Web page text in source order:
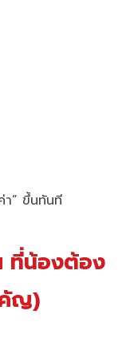
า” ขึ้นทันที
ที่น้องต้อง
ญ)